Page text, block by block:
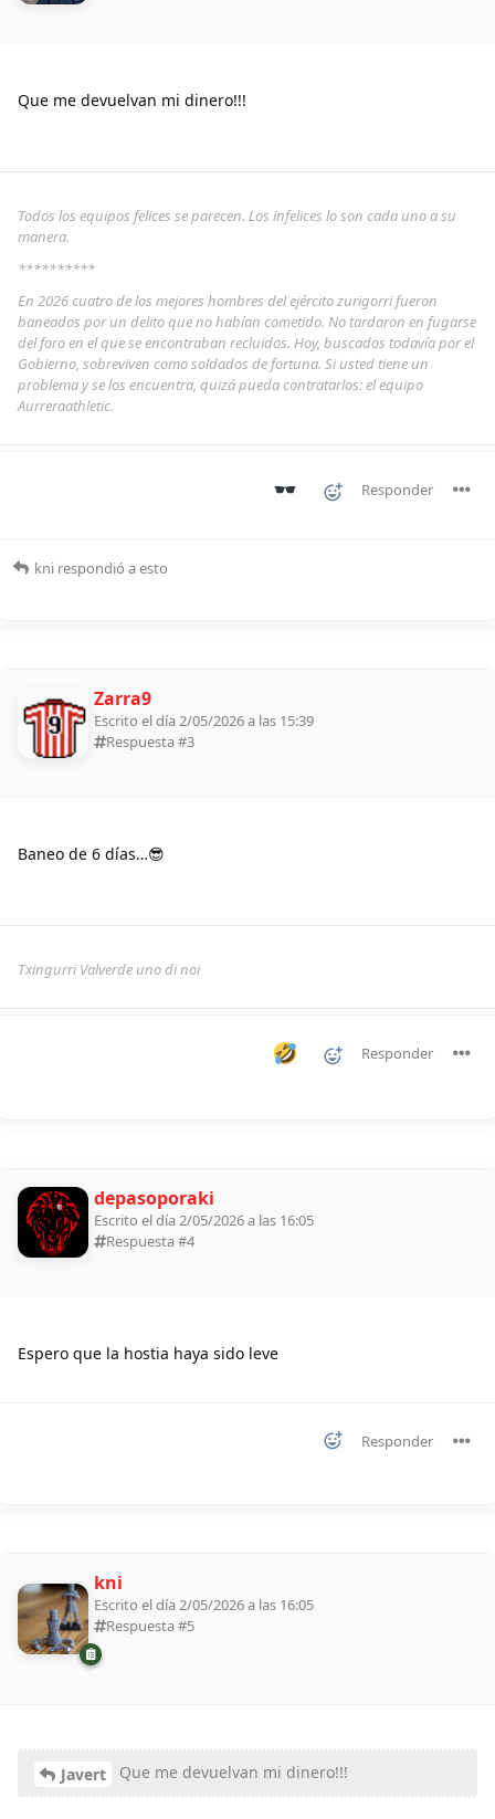
Que me devuelvan mi dinero!!!
Todos los equipos felices se parecen. Los infelices lo son cada uno a su
manera.
**********
En 2026 cuatro de los mejores hombres del ejército zurigorri fueron
baneados por un delito que no habían cometido. No tardaron en fugarse
del foro en el que se encontraban recluidos. Hoy, buscados todavía por el
Gobierno, sobreviven como soldados de fortuna. Si usted tiene un
problema y se los encuentra, quizá pueda contratarlos: el equipo
Aurreraathletic.
Responder
kni respondió a esto
Zarra9
Escrito el día 2/05/2026 a las 15:39
Respuesta #3
Baneo de 6 días…😎
Txingurri Valverde uno di noi
Responder
depasoporaki
Escrito el día 2/05/2026 a las 16:05
Respuesta #4
Espero que la hostia haya sido leve
Responder
kni
Escrito el día 2/05/2026 a las 16:05
Respuesta #5
Javert Que me devuelvan mi dinero!!!